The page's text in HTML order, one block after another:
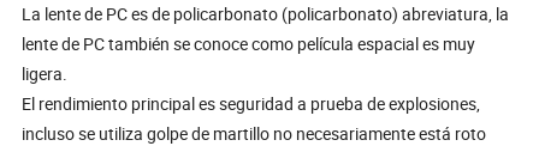
La lente de PC es de policarbonato (policarbonato) abreviatura, la
lente de PC también se conoce como película espacial es muy
ligera.
El rendimiento principal es seguridad a prueba de explosiones,
incluso se utiliza golpe de martillo no necesariamente está roto